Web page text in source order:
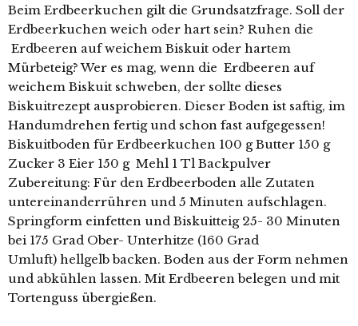
Beim Erdbeerkuchen gilt die Grundsatzfrage. Soll der
Erdbeerkuchen weich oder hart sein? Ruhen die
Erdbeeren auf weichem Biskuit oder hartem
Mürbeteig? Wer es mag, wenn die Erdbeeren auf
weichem Biskuit schweben, der sollte dieses
Biskuitrezept ausprobieren. Dieser Boden ist saftig, im
Handumdrehen fertig und schon fast aufgegessen!
Biskuitboden für Erdbeerkuchen 100 g Butter 150 g
Zucker 3 Eier 150 g Mehl 1 Tl Backpulver
Zubereitung: Für den Erdbeerboden alle Zutaten
untereinanderrühren und 5 Minuten aufschlagen.
Springform einfetten und Biskuitteig 25- 30 Minuten
bei 175 Grad Ober- Unterhitze (160 Grad
Umluft) hellgelb backen. Boden aus der Form nehmen
und abkühlen lassen. Mit Erdbeeren belegen und mit
Tortenguss übergießen.